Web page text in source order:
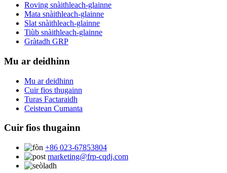
Roving snàithleach-glainne
Mata snàithleach-glainne
Slat snàithleach-glainne
Tiùb snàithleach-glainne
Gràtadh GRP
Mu ar deidhinn
Mu ar deidhinn
Cuir fios thugainn
Turas Factaraidh
Ceistean Cumanta
Cuir fios thugainn
+86 023-67853804
marketing@frp-cqdj.com